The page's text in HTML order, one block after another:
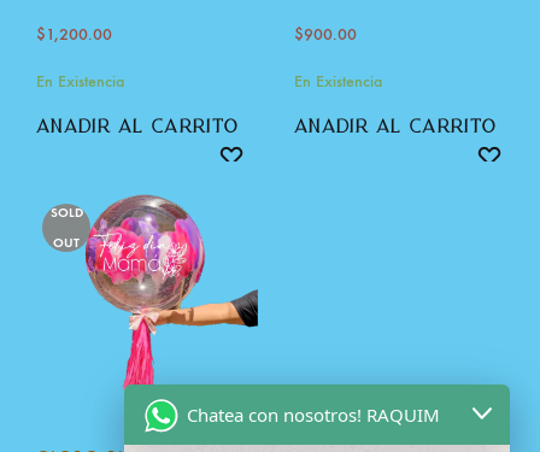
$1,200.00
En Existencia
añadir al carrito
$900.00
En Existencia
añadir al carrito
SOLD
OUT
Chatea con nosotros! RAQUIM